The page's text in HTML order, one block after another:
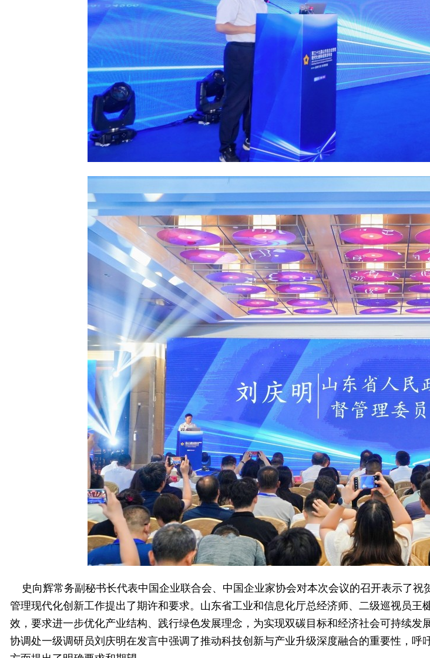
史向辉常务副秘书长代表中国企业联合会、中国企业家协会对本次会议的召开表示了
管理现代化创新工作提出了期许和要求。山东省工业和信息化厅总经济师、二级巡视员
效，要求进一步优化产业结构、践行绿色发展理念，为实现双碳目标和经济社会可持续
协调处一级调研员刘庆明在发言中强调了推动科技创新与产业升级深度融合的重要性，